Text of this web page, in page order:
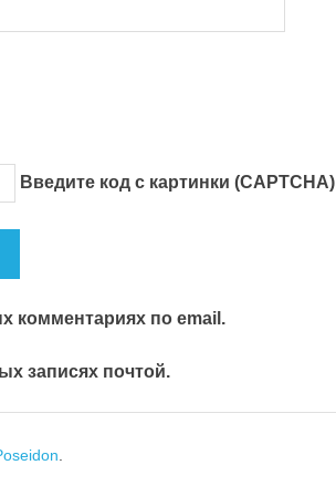
Введите код с картинки (CAPTCHA)
комментариях по email.
записях почтой.